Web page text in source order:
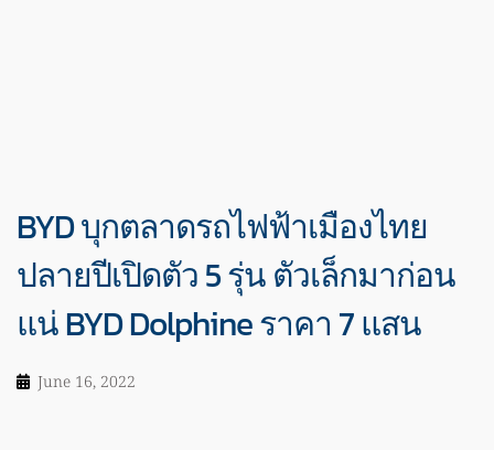
BYD บุกตลาดรถไฟฟ้าเมืองไทย
ปลายปีเปิดตัว 5 รุ่น ตัวเล็กมาก่อน
แน่ BYD Dolphine ราคา 7 แสน
June 16, 2022